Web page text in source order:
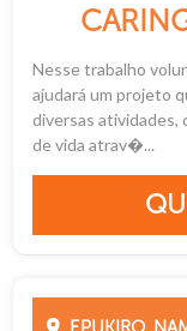
Nesse trabalho
ajudará um projeto
diversas atividades,
de vida atrav�...